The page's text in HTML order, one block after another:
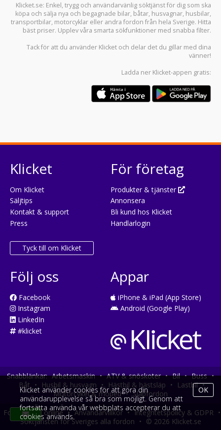
Klicket.se: Enkel, trygg och användarvänlig söktjänst för dig som ska
köpa och sälja nya och begagnade bilar, båtar, husvagnar, husbilar,
transportbilar, motorcyklar eller andra fordon från hela Sverige. Hitta
bäst priser. Upplev våra smarta sökfunktioner med snabba filter.
Tack för att du använder Klicket och delar det du gillar med dina
vänner!
Ladda ner Klicket-appen gratis:
Klicket
Om Klicket
Säljtips
Kontakt & support
Press
Tyck till om Klicket
För företag
Produkter & tjänster
Annonsera
Bli kund hos Klicket
Handlarlogin
Följ oss
Facebook
Instagram
LinkedIn
#klicket
Appar
iPhone & iPad (App Store)
Android (Google Play)
Snabblänkar: Arbetsmaskin • ATV & snöskoter • Bil • Buss •
Båt • Husbil & husvagn • Hästbil & hästsläp • Lastbil •
Motorcykel & moped • Släpfordon
Fordonsköp online • Användarvillkor • Integritetspolicy & GDPR •
Söktjänsten för Sveriges alla fordon • © 2026 Klicket.se
Klicket använder cookies för att göra din
användarupplevelse så bra som möjligt. Genom att
fortsätta använda vår webbplats accepterar du att
cookies används.
OK